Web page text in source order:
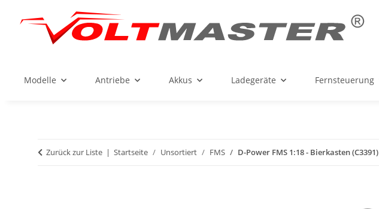
Modelle Antriebe Akkus Ladegeräte Fernsteuerung
Zurück zur Liste Startseite Unsortiert FMS D-Power FMS 1:18 - Bierkasten (C3391)